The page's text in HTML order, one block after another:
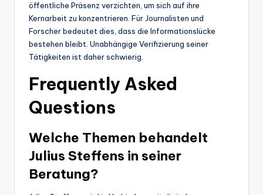
öffentliche Präsenz verzichten, um sich auf ihre
Kernarbeit zu konzentrieren. Für Journalisten und
Forscher bedeutet dies, dass die Informationslücke
bestehen bleibt. Unabhängige Verifizierung seiner
Tätigkeiten ist daher schwierig.
Frequently Asked
Questions
Welche Themen behandelt
Julius Steffens in seiner
Beratung?